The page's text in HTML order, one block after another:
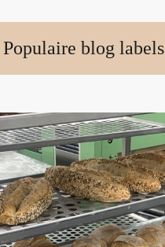
Populaire blog labels